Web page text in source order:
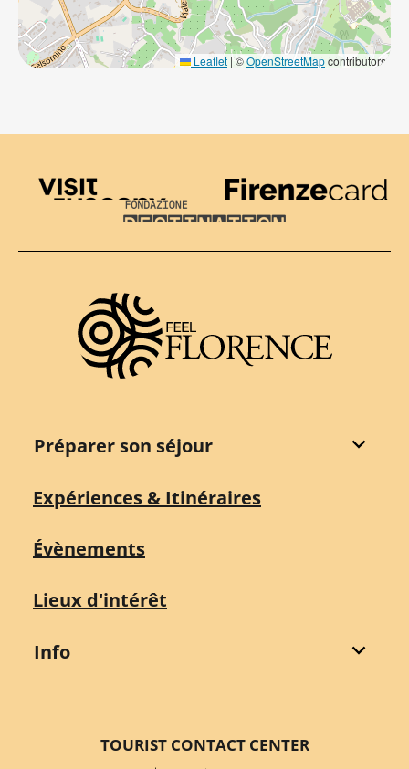
Leaflet |©OpenStreetMapcontributors
Visit Tuscany
Firenze Card
Destination Florence
Préparer son séjour
Expériences & Itinéraires
Évènements
Lieux d'intérêt
Info
TOURIST CONTACT CENTER